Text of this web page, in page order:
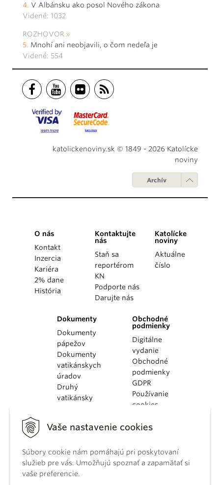
Vaše nastavenie cookies
Súbory cookie nám pomáhajú pri poskytovaní
služieb pre vás. Umožňujú spoznať a zapamätať si
vaše preferencie.
V Albánsku ako posol Nového zákona
Videné: 1032
ROZHOVOR
Mnohí ani neobjavili, o čom nedeľa je
Videné: 554
katolickenoviny.sk © 1849 - 2026 Katolícke
noviny
Archív
O nás
Kontakt
Inzercia
Kariéra
2% dane
História
Kontaktujte
nás
Staň sa
reportérom
KN
Podporte nás
Darujte nás
Katolícke
noviny
Aktuálne
číslo
Dokumenty
Dokumenty
pápežov
Dokumenty
vatikánskych
úradov
Druhý
vatikánsky
KBS
kánonického
práva
Katechizmus
Obchodné
podmienky
Digitálne
vydanie
Obchodné
podmienky
GDPR
Používanie
cookies